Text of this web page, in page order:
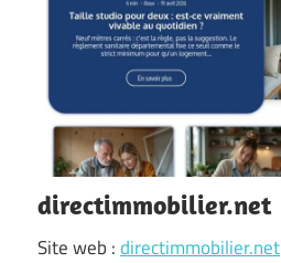
directimmobilier.net
Site web :directimmobilier.net